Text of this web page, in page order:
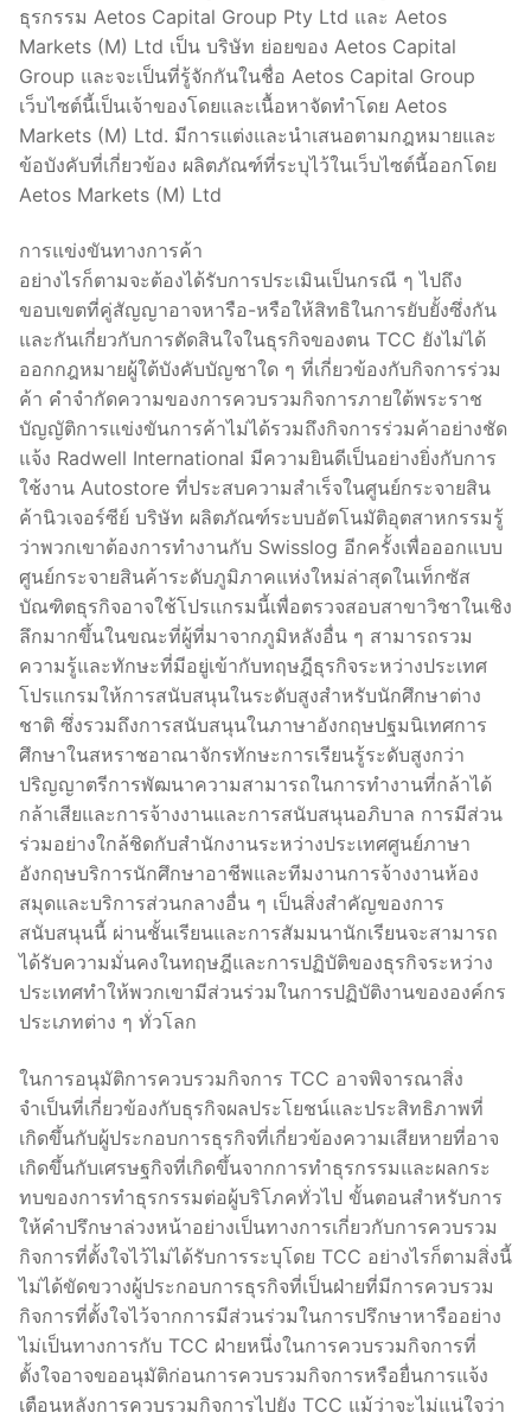
ธุรกรรม Aetos Capital Group Pty Ltd และ Aetos
Markets (M) Ltd เป็น บริษัท ย่อยของ Aetos Capital
Group และจะเป็นที่รู้จักกันในชื่อ Aetos Capital Group
เว็บไซต์นี้เป็นเจ้าของโดยและเนื้อหาจัดทำโดย Aetos
Markets (M) Ltd. มีการแต่งและนำเสนอตามกฎหมายและ
ข้อบังคับที่เกี่ยวข้อง ผลิตภัณฑ์ที่ระบุไว้ในเว็บไซต์นี้ออกโดย
Aetos Markets (M) Ltd
การแข่งขันทางการค้า
อย่างไรก็ตามจะต้องได้รับการประเมินเป็นกรณี ๆ ไปถึง
ขอบเขตที่คู่สัญญาอาจหารือ-หรือให้สิทธิในการยับยั้งซึ่งกัน
และกันเกี่ยวกับการตัดสินใจในธุรกิจของตน TCC ยังไม่ได้
ออกกฎหมายผู้ใต้บังคับบัญชาใด ๆ ที่เกี่ยวข้องกับกิจการร่วม
ค้า คำจำกัดความของการควบรวมกิจการภายใต้พระราช
บัญญัติการแข่งขันการค้าไม่ได้รวมถึงกิจการร่วมค้าอย่างชัด
แจ้ง Radwell International มีความยินดีเป็นอย่างยิ่งกับการ
ใช้งาน Autostore ที่ประสบความสำเร็จในศูนย์กระจายสิน
ค้านิวเจอร์ซีย์ บริษัท ผลิตภัณฑ์ระบบอัตโนมัติอุตสาหกรรมรู้
ว่าพวกเขาต้องการทำงานกับ Swisslog อีกครั้งเพื่อออกแบบ
ศูนย์กระจายสินค้าระดับภูมิภาคแห่งใหม่ล่าสุดในเท็กซัส
บัณฑิตธุรกิจอาจใช้โปรแกรมนี้เพื่อตรวจสอบสาขาวิชาในเชิง
ลึกมากขึ้นในขณะที่ผู้ที่มาจากภูมิหลังอื่น ๆ สามารถรวม
ความรู้และทักษะที่มีอยู่เข้ากับทฤษฎีธุรกิจระหว่างประเทศ
โปรแกรมให้การสนับสนุนในระดับสูงสำหรับนักศึกษาต่าง
ชาติ ซึ่งรวมถึงการสนับสนุนในภาษาอังกฤษปฐมนิเทศการ
ศึกษาในสหราชอาณาจักรทักษะการเรียนรู้ระดับสูงกว่า
ปริญญาตรีการพัฒนาความสามารถในการทำงานที่กล้าได้
กล้าเสียและการจ้างงานและการสนับสนุนอภิบาล การมีส่วน
ร่วมอย่างใกล้ชิดกับสำนักงานระหว่างประเทศศูนย์ภาษา
อังกฤษบริการนักศึกษาอาชีพและทีมงานการจ้างงานห้อง
สมุดและบริการส่วนกลางอื่น ๆ เป็นสิ่งสำคัญของการ
สนับสนุนนี้ ผ่านชั้นเรียนและการสัมมนานักเรียนจะสามารถ
ได้รับความมั่นคงในทฤษฎีและการปฏิบัติของธุรกิจระหว่าง
ประเทศทำให้พวกเขามีส่วนร่วมในการปฏิบัติงานขององค์กร
ประเภทต่าง ๆ ทั่วโลก
ในการอนุมัติการควบรวมกิจการ TCC อาจพิจารณาสิ่ง
จำเป็นที่เกี่ยวข้องกับธุรกิจผลประโยชน์และประสิทธิภาพที่
เกิดขึ้นกับผู้ประกอบการธุรกิจที่เกี่ยวข้องความเสียหายที่อาจ
เกิดขึ้นกับเศรษฐกิจที่เกิดขึ้นจากการทำธุรกรรมและผลกระ
ทบของการทำธุรกรรมต่อผู้บริโภคทั่วไป ขั้นตอนสำหรับการ
ให้คำปรึกษาล่วงหน้าอย่างเป็นทางการเกี่ยวกับการควบรวม
กิจการที่ตั้งใจไว้ไม่ได้รับการระบุโดย TCC อย่างไรก็ตามสิ่งนี้
ไม่ได้ขัดขวางผู้ประกอบการธุรกิจที่เป็นฝ่ายที่มีการควบรวม
กิจการที่ตั้งใจไว้จากการมีส่วนร่วมในการปรึกษาหารืออย่าง
ไม่เป็นทางการกับ TCC ฝ่ายหนึ่งในการควบรวมกิจการที่
ตั้งใจอาจขออนุมัติก่อนการควบรวมกิจการหรือยื่นการแจ้ง
เตือนหลังการควบรวมกิจการไปยัง TCC แม้ว่าจะไม่แน่ใจว่า